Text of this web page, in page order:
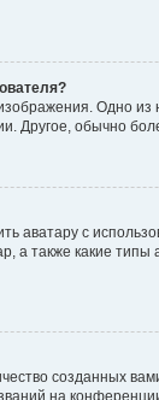
Одно
обычно
аватару с
а также какие
созданных
на